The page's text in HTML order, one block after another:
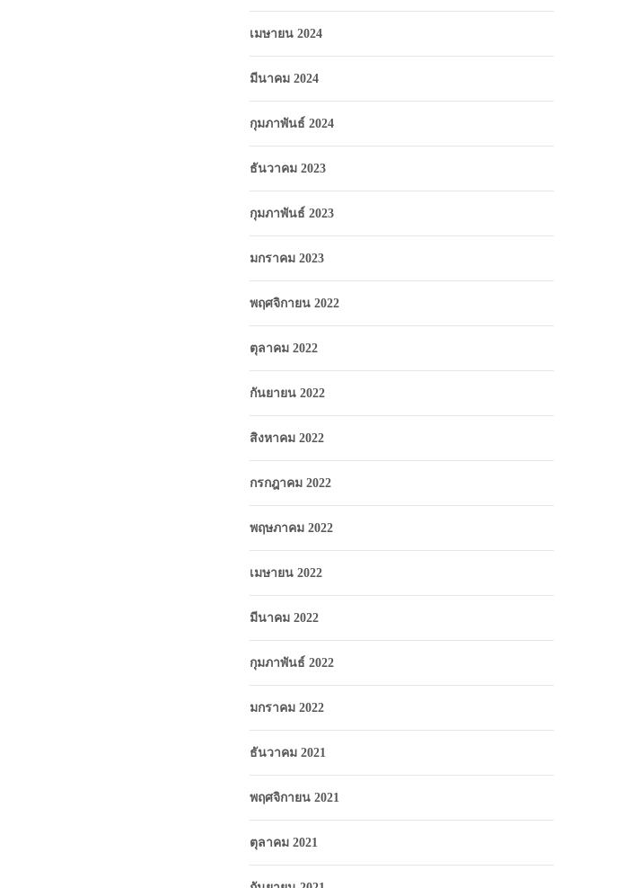
เมษายน 2024
มีนาคม 2024
กุมภาพันธ์ 2024
ธันวาคม 2023
กุมภาพันธ์ 2023
มกราคม 2023
พฤศจิกายน 2022
ตุลาคม 2022
กันยายน 2022
สิงหาคม 2022
กรกฎาคม 2022
พฤษภาคม 2022
เมษายน 2022
มีนาคม 2022
กุมภาพันธ์ 2022
มกราคม 2022
ธันวาคม 2021
พฤศจิกายน 2021
ตุลาคม 2021